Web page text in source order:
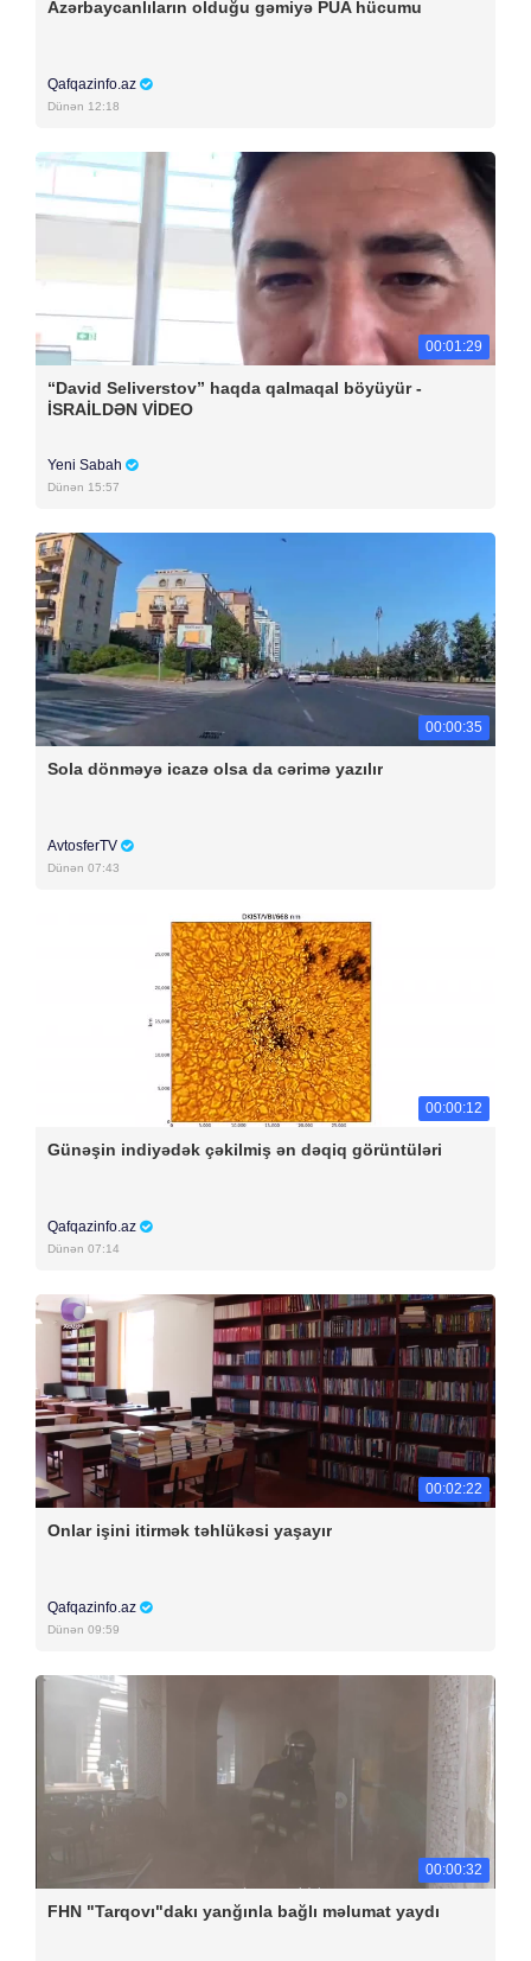
Azərbaycanlıların olduğu gəmiyə PUA hücumu
Qafqazinfo.az
Dünən 12:18
00:01:29
“David Seliverstov” haqda qalmaqal böyüyür -
İSRAİLDƏN VİDEO
Yeni Sabah
Dünən 15:57
00:00:35
Sola dönməyə icazə olsa da cərimə yazılır
AvtosferTV
Dünən 07:43
00:00:12
Günəşin indiyədək çəkilmiş ən dəqiq görüntüləri
Qafqazinfo.az
Dünən 07:14
00:02:22
Onlar işini itirmək təhlükəsi yaşayır
Qafqazinfo.az
Dünən 09:59
00:00:32
FHN "Tarqovı"dakı yanğınla bağlı məlumat yaydı